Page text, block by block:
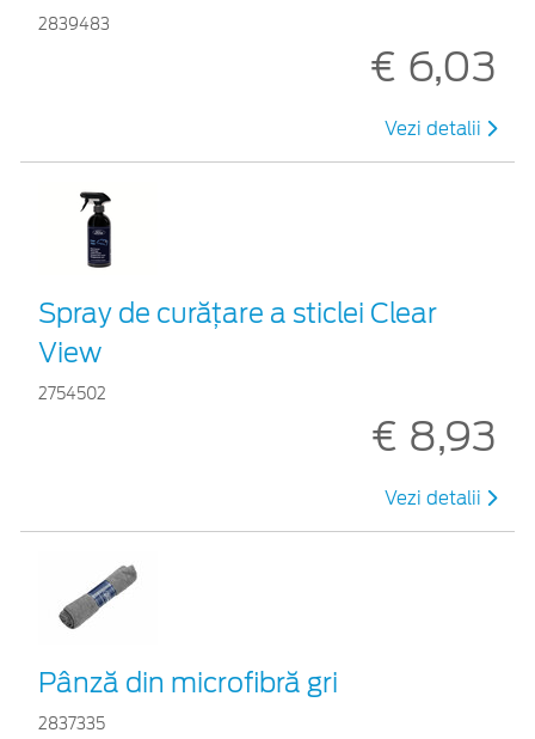
2839483
€ 6,03
Vezi detalii
Spray de curățare a sticlei Clear
View
2754502
€ 8,93
Vezi detalii
Pânză din microfibră gri
2837335